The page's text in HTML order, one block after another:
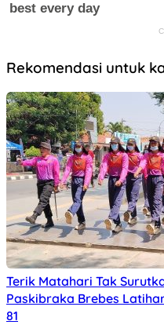
Rekomendasi untuk
Terik Matahari Tak
Paskibraka Brebes
81